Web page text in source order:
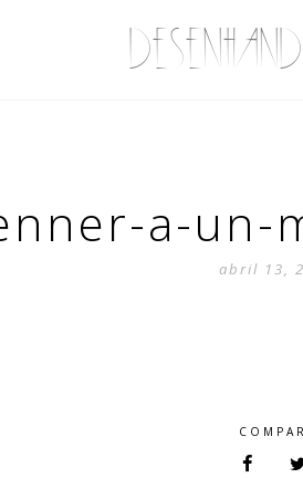
a-un-
abril 13,